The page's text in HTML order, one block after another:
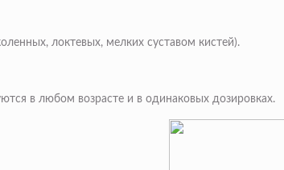
локтевых, мелких суставом кистей).
в любом возрасте и в одинаковых дозировках.